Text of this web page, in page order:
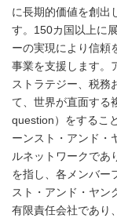
に長期的価値を創出
す。150カ国以上に
ーの実現により信頼
事業を支援します。
ストラテジー、税務
て、世界が直面する
question）をするこ
ーンスト・アンド・
ルネットワークであ
を指し、各メンバー
スト・アンド・ヤン
有限責任会社であり